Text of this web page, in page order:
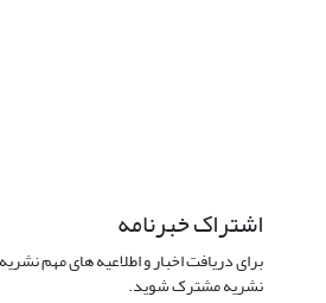
اشتراک خبرنامه
برای دریافت اخبار و اطلاعیه های مهم
نشریه مشترک شوید.